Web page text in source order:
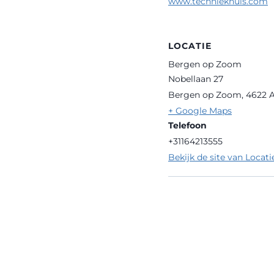
LOCATIE
Bergen op Zoom
Nobellaan 27
Bergen op Zoom, 4622
+ Google Maps
Telefoon
+31164213555
Bekijk de site van